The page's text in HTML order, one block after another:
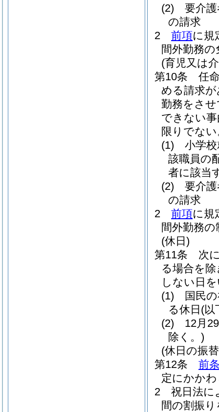
(2)
要介
の請求
2
前項に規
間外勤務
(育児又は
第10条
任
める請求
勤務をさ
できない
限りでな
(1)
小学
該職員の
者に該当
(2)
要介
の請求
2
前項に規
間外勤務
(休日)
第11条
次
る場合を
しない日
(1)
国民
る休日 (以
(2)
12月
除く。)
(休日の振
第12条
前
定にかか
2
祝日法に
間の割振